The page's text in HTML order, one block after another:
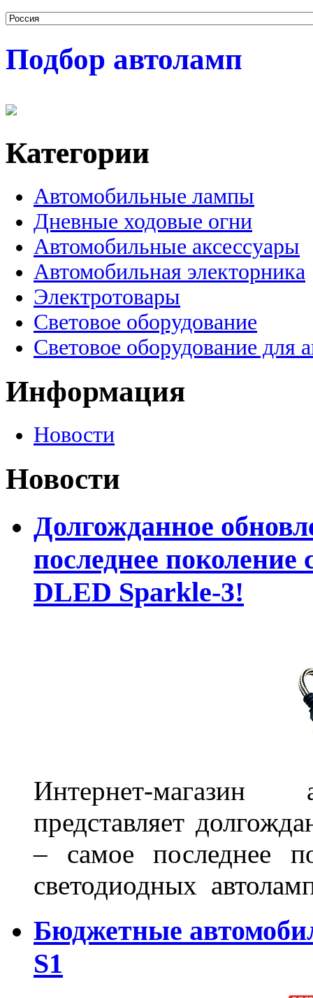
Подбор автоламп
Категории
Автомобильные лампы
Дневные ходовые огни
Автомобильные аксессуары
Автомобильная электорника
Электротовары
Световое оборудование
Световое оборудование для
Информация
Новости
Новости
Долгожданное
последнее
DLED Sparkle-3!
Интернет-магазин
представляет
– самое последнее
светодиодных
Бюджетные
S1